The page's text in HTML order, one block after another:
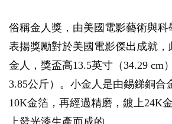
俗稱金人獎，由美國電影藝術與
表揚獎勵對於美國電影傑出成就
金人，獎盃高13.5英寸（34.29 cm
3.85公斤）。小金人是由錫銻銅合
10K金箔，再經過精磨，鍍上24K